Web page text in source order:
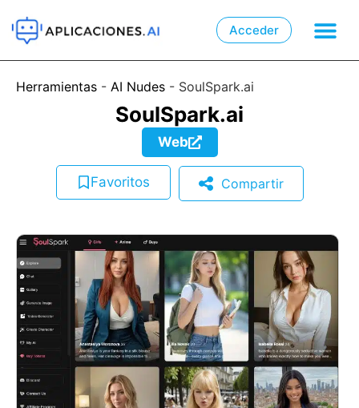
Acceder
Herramientas - AI Nudes - SoulSpark.ai
SoulSpark.ai
Web
Favoritos Compartir